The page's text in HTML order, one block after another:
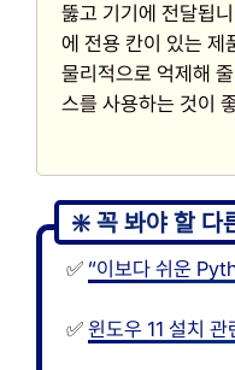
뚫고 기기에 전달됩
에 전용 칸이 있는 제
물리적으로 억제해
스를 사용하는 것이
✅ “이보다 쉬운
✅ 윈도우 11 설치